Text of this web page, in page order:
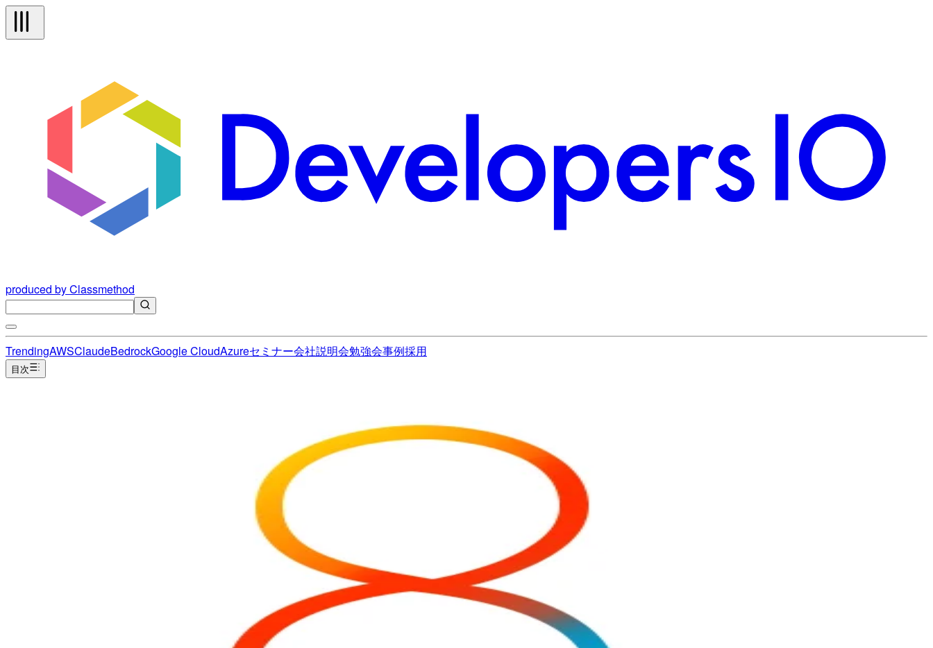
produced by Classmethod
TrendingAWSClaudeBedrockGoogle CloudAzureセミナー会社説明会勉強会事例採用
目次